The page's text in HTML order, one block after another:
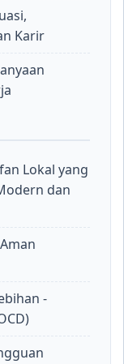
Karir
Lokal yang
dan
-